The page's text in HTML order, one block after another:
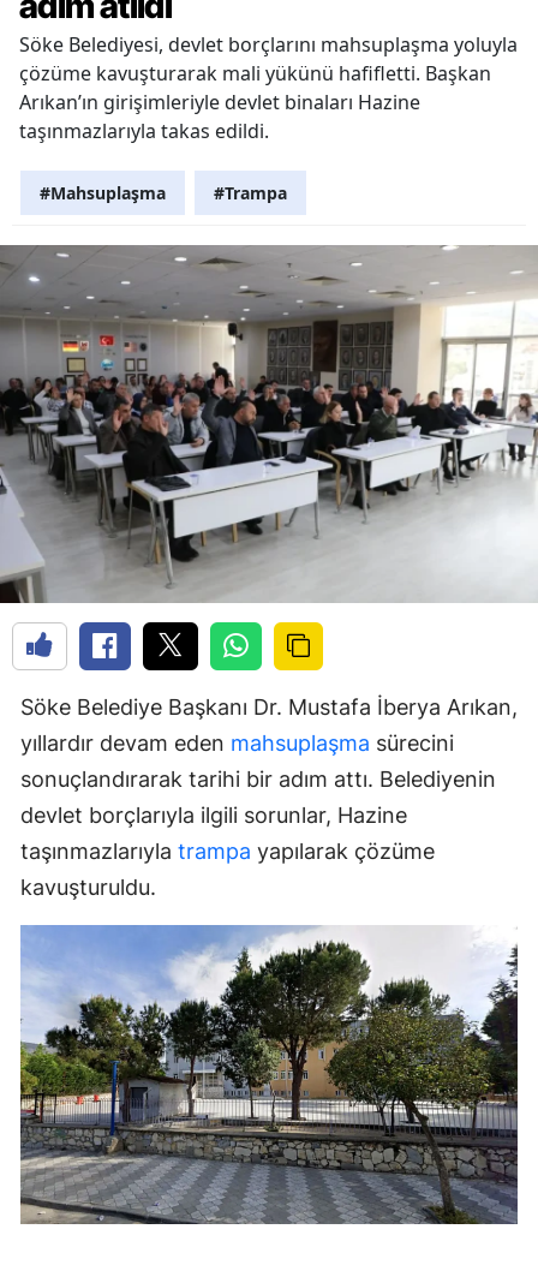
Söke Belediyesi, devlet borçlarını mahsuplaşma yoluyla
çözüme kavuşturarak mali yükünü hafifletti. Başkan
Arıkan’ın girişimleriyle devlet binaları Hazine
taşınmazlarıyla takas edildi.
#Mahsuplaşma #Trampa
Söke Belediye Başkanı Dr. Mustafa İberya Arıkan,
yıllardır devam eden mahsuplaşma sürecini
sonuçlandırarak tarihi bir adım attı. Belediyenin
devlet borçlarıyla ilgili sorunlar, Hazine
taşınmazlarıyla trampa yapılarak çözüme
kavuşturuldu.